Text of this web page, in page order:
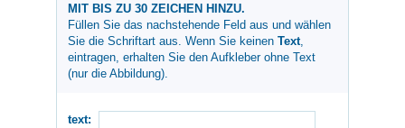
MIT BIS ZU 30 ZEICHEN HINZU.
Füllen Sie das nachstehende Feld aus und wählen
Sie die Schriftart aus. Wenn Sie keinen Text,
eintragen, erhalten Sie den Aufkleber ohne Text
(nur die Abbildung).
text: